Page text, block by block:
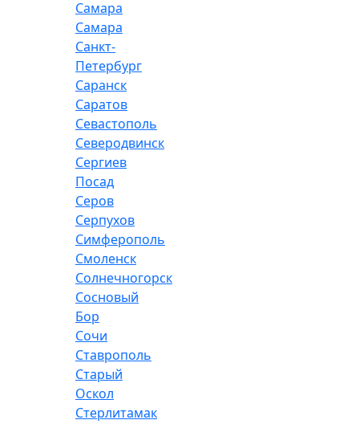
Самара
Самара
Санкт-
Петербург
Саранск
Саратов
Севастополь
Северодвинск
Сергиев
Посад
Серов
Серпухов
Симферополь
Смоленск
Солнечногорск
Сосновый
Бор
Сочи
Ставрополь
Старый
Оскол
Стерлитамак